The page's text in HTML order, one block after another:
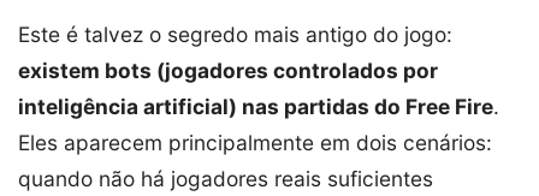
Este é talvez o segredo mais antigo do jogo:
existem bots (jogadores controlados por
inteligência artificial) nas partidas do Free Fire.
Eles aparecem principalmente em dois cenários:
quando não há jogadores reais suficientes